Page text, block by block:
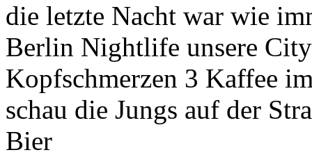
die letzte Nacht war wie
Berlin Nightlife unsere
Kopfschmerzen 3 Kaffee
schau die Jungs auf der
Bier